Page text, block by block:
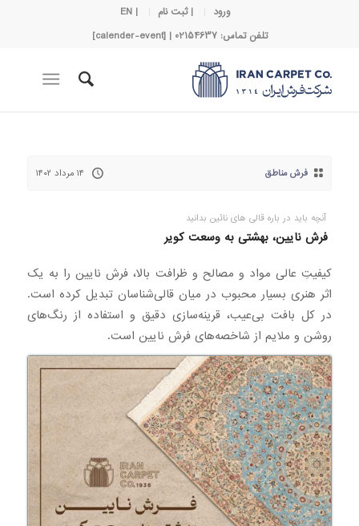
ورود | ثبت نام
| EN
تلفن تماس: 02154637 | [calender-event]
فرش مناطق ۱۴ مرداد ۱۴۰۲
آنچه باید در باره قالی های نائین بدانید
فرش نایین، بهشتی به وسعت کویر
کیفیتِ عالی مواد و مصالح و ظرافت بالا، فرش نایین را به یک
اثر هنری بسیار محبوب در میان قالی‌شناسان تبدیل کرده است.
در کل بافت بی‌عیب، قرینه‌سازی دقیق و استفاده از رنگ‌های
روشن و ملایم از شاخصه‌های فرش نایین است.